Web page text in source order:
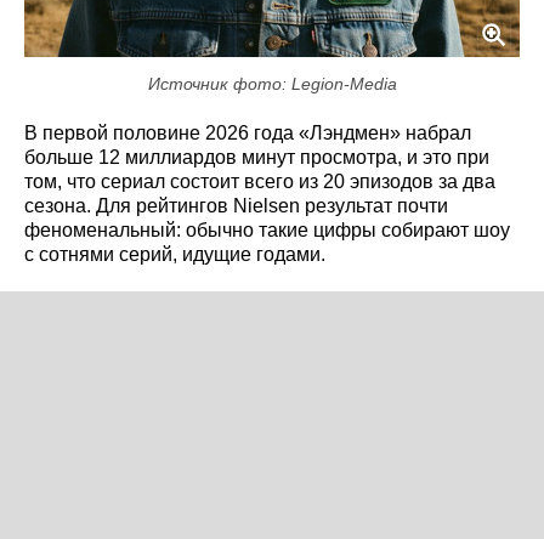
Источник фото: Legion-Media
В первой половине 2026 года «Лэндмен» набрал
больше 12 миллиардов минут просмотра, и это при
том, что сериал состоит всего из 20 эпизодов за два
сезона. Для рейтингов Nielsen результат почти
феноменальный: обычно такие цифры собирают шоу
с сотнями серий, идущие годами.